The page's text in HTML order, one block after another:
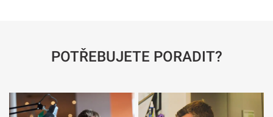
POTŘEBUJETE PORADIT?